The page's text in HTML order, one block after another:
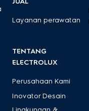
Layanan perawatan
TENTANG
ELECTROLUX
Perusahaan Kami
Inovator Desain